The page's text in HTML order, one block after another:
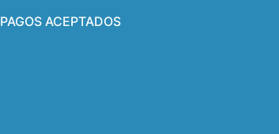
PAGOS ACEPTADOS